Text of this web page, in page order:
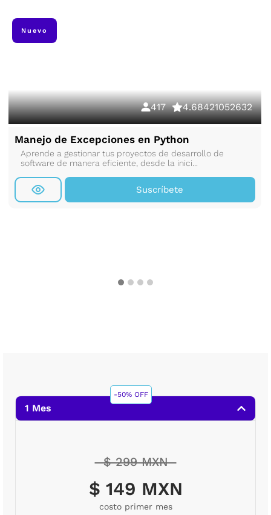
Nuevo
417 4.68421052632
Manejo de Excepciones en Python
Aprende a gestionar tus proyectos de desarrollo de
software de manera eficiente, desde la inici...
Suscríbete
-50% OFF
1 Mes
$ 299 MXN
$ 149 MXN
costo primer mes